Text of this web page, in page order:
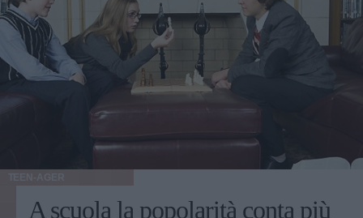
A scuola la popolarità conta più